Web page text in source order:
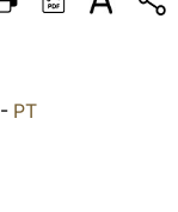
- PT